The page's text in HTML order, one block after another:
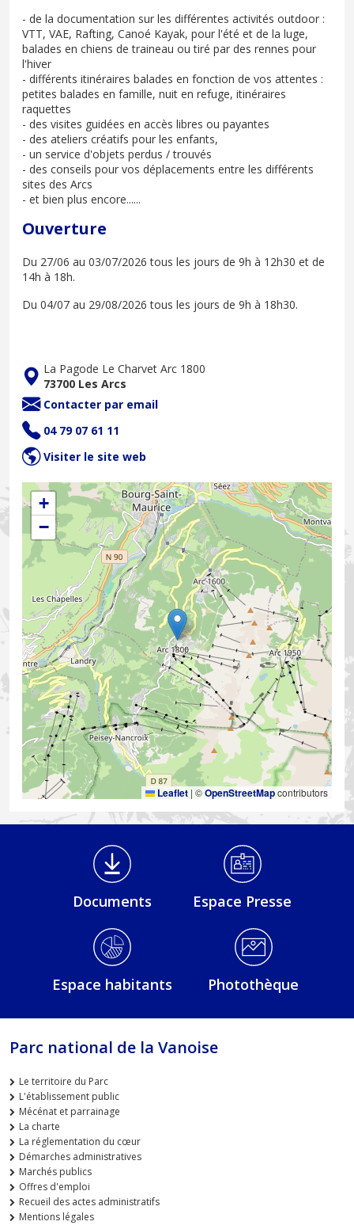
- de la documentation sur les différentes activités outdoor :
VTT, VAE, Rafting, Canoé Kayak, pour l'été et de la luge,
balades en chiens de traineau ou tiré par des rennes pour
l'hiver
- différents itinéraires balades en fonction de vos attentes :
petites balades en famille, nuit en refuge, itinéraires
raquettes
- des visites guidées en accès libres ou payantes
- des ateliers créatifs pour les enfants,
- un service d'objets perdus / trouvés
- des conseils pour vos déplacements entre les différents
sites des Arcs
- et bien plus encore......
Ouverture
Du 27/06 au 03/07/2026 tous les jours de 9h à 12h30 et de
14h à 18h.
Du 04/07 au 29/08/2026 tous les jours de 9h à 18h30.
La Pagode Le Charvet Arc 1800
73700 Les Arcs
Contacter par email
04 79 07 61 11
Visiter le site web
+
−
Leaflet | ©OpenStreetMapcontributors
Médiathèque Footer
Documents Espace Presse
Espace habitants Photothèque
Parc national de la Vanoise
Le territoire du Parc
L'établissement public
Mécénat et parrainage
La charte
La réglementation du cœur
Démarches administratives
Marchés publics
Offres d'emploi
Recueil des actes administratifs
Mentions légales